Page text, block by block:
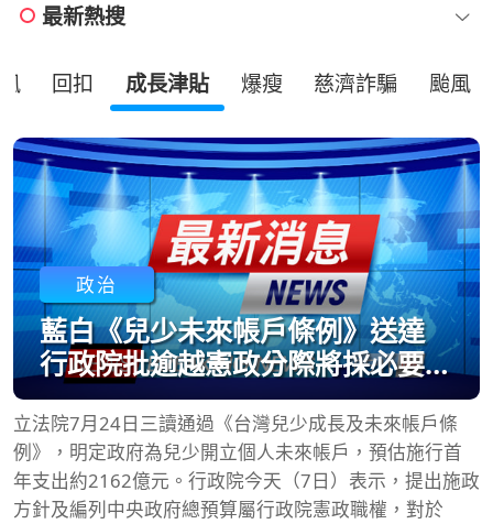
最新熱搜
回扣 成長津貼 爆瘦 慈濟詐騙 颱風
政治
藍白《兒少未來帳戶條例》送達
行政院批逾越憲政分際將採必要作
為
立法院7月24日三讀通過《台灣兒少成長及未來帳戶條
例》，明定政府為兒少開立個人未來帳戶，預估施行首
年支出約2162億元。行政院今天（7日）表示，提出施政
方針及編列中央政府總預算屬行政院憲政職權，對於